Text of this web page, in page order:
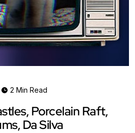
2 Min Read
Porcelain Raft,
Da Silva